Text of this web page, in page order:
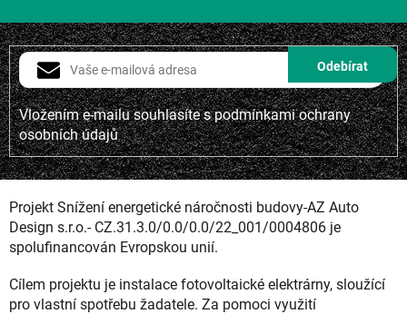
Vložením e-mailu souhlasíte spodmínkami ochrany
osobních údajů
Projekt Snížení energetické náročnosti budovy-AZ Auto
Design s.r.o.- CZ.31.3.0/0.0/0.0/22_001/0004806 je
spolufinancován Evropskou unií.
Cílem projektu je instalace fotovoltaické elektrárny, sloužící
pro vlastní spotřebu žadatele. Za pomoci využití